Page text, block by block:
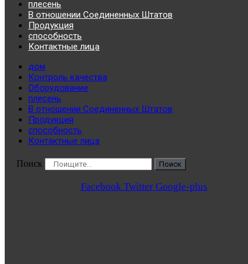
плесень
В отношении Соединенных Штатов
Продукция
способность
Контактные лица
дом
Контроль качества
Оборудование
плесень
В отношении Соединенных Штатов
Продукция
способность
Контактные лица
Поиск Поиск
Facebook Twitter Google-plus